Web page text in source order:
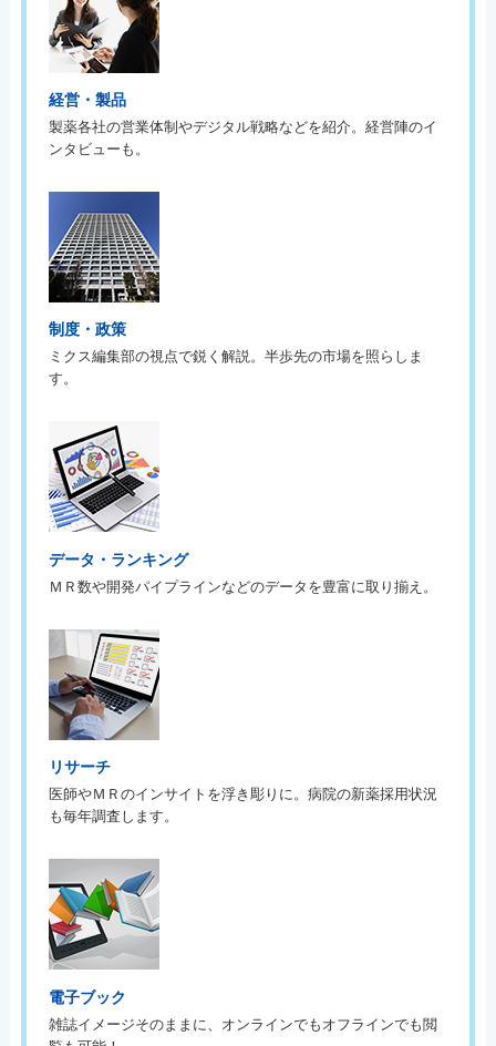
経営・製品
製薬各社の営業体制やデジタル戦略などを紹介。経営陣のイ
ンタビューも。
制度・政策
ミクス編集部の視点で鋭く解説。半歩先の市場を照らしま
す。
データ・ランキング
ＭＲ数や開発パイプラインなどのデータを豊富に取り揃え。
リサーチ
医師やＭＲのインサイトを浮き彫りに。病院の新薬採用状況
も毎年調査します。
電子ブック
雑誌イメージそのままに、オンラインでもオフラインでも閲